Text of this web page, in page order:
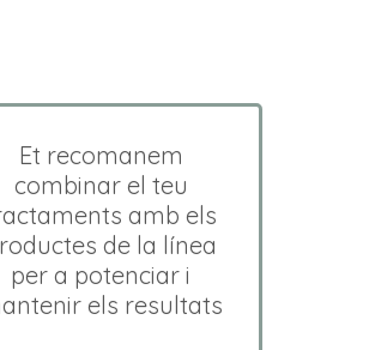
Et recomanem
combinar el teu
amb els
de la línea
per a potenciar i
els resultats